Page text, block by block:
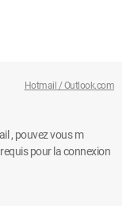
Hotmail / Outlook.com
, pouvez vous m
pour la connexion